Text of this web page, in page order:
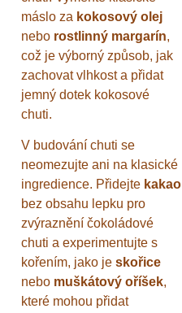
máslo za kokosový olej
nebo rostlinný margarín,
což je výborný způsob, jak
zachovat vlhkost a přidat
jemný dotek kokosové
chuti.
V budování chuti se
neomezujte ani na klasické
ingredience. Přidejte kakao
bez obsahu lepku pro
zvýraznění čokoládové
chuti a experimentujte s
kořením, jako je skořice
nebo muškátový oříšek,
které mohou přidat